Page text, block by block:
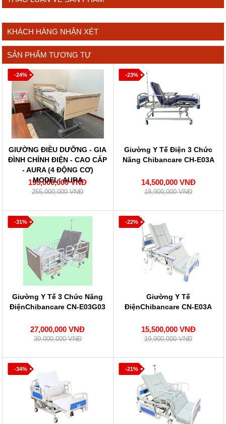
KHÁCH HÀNG NHẬN XÉT
SẢN PHẨM TƯƠNG TỰ
-24%
GIƯỜNG ĐIỀU DƯỠNG - GIA
ĐÌNH CHỈNH ĐIỆN - CAO CẤP
- AURA (4 ĐỘNG CƠ)
MODEL: AURA
195,000,000 VNĐ
255,000,000 VNĐ
-23%
Giường Y Tế Điện 3 Chức
Năng Chibancare CH-E03A
14,500,000 VNĐ
18,900,000 VNĐ
-31%
Giường Y Tế 3 Chức Năng
ĐiệnChibancare CN-E03G03
27,000,000 VNĐ
39,000,000 VNĐ
-22%
Giường Y Tế
ĐiệnChibancare CN-E03A
15,500,000 VNĐ
19,900,000 VNĐ
-34% -21%